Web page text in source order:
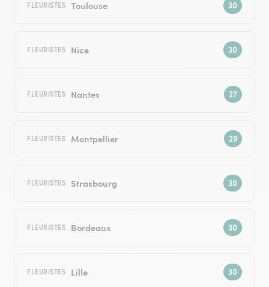
FLEURISTES Toulouse
FLEURISTES Nice
FLEURISTES Nantes
FLEURISTES Montpellier
FLEURISTES Strasbourg
FLEURISTES Bordeaux
FLEURISTES Lille